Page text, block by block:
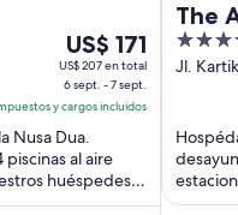
Del
6
sept
al
7
sept,
el
US$ 171
US$ 207 en total
6 sept. - 7 sept.
y cargos incluidos
Nusa Dua.
al aire
huéspedes
The
5
out
Jl.
...